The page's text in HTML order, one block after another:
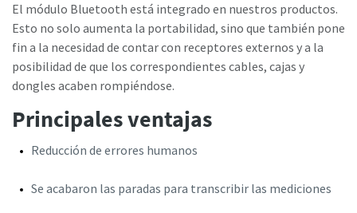
Ver todas nuestras industrias
Asegure su calidad y reduzca los defectos mediante la
calibración de herramientas y la calibración acreditada de
garantía de calidad.​
Calibre ahora sus herramientas correctamente.
Momentum Talks
Copco
El módulo Bluetooth está integrado en nuestros productos.
Esto no solo aumenta la portabilidad, sino que también pone
fin a la necesidad de contar con receptores externos y a la
posibilidad de que los correspondientes cables, cajas y
dongles acaben rompiéndose.
Principales ventajas
Reducción de errores humanos
Se acabaron las paradas para transcribir las mediciones